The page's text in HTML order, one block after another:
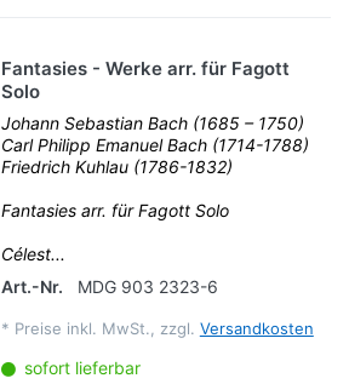
Fantasies - Werke arr. für Fagott
Solo
Johann Sebastian Bach (1685 – 1750)
Carl Philipp Emanuel Bach (1714-1788)
Friedrich Kuhlau (1786-1832)
Fantasies arr. für Fagott Solo
Célest...
Art.-Nr.
MDG 903 2323-6
* Preise inkl. MwSt., zzgl. Versandkosten
sofort lieferbar